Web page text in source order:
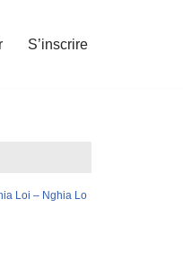
S’inscrire
Loi – Nghia Lo